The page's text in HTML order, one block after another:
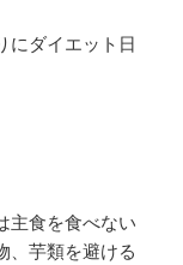
にダイエット日
主食を食べない
、芋類を避ける